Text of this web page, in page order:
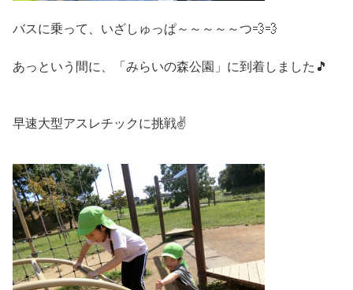
バスに乗って、いざしゅっぱ～～～～～つ💨💨
あっという間に、「みらいの森公園」に到着しました🎵
早速大型アスレチックに挑戦✌